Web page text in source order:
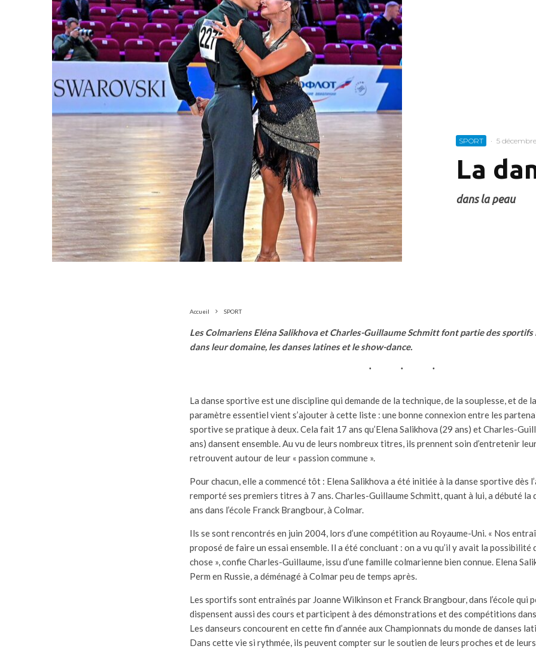
SPORT · 5
La
dans la peau
Accueil SPORT
Les Colmariens Eléna Salikhova et Charles-Guillaume Schmitt font partie des sportifs
dans leur domaine, les danses latines et le show-dance.
La danse sportive est une discipline qui demande de la technique, de la souplesse, et de
paramètre essentiel vient s’ajouter à cette liste : une bonne connexion entre les
sportive se pratique à deux. Cela fait 17 ans qu’Elena Salikhova (29 ans) et Charles-
ans) dansent ensemble. Au vu de leurs nombreux titres, ils prennent soin d’entretenir
retrouvent autour de leur « passion commune ».
Pour chacun, elle a commencé tôt : Elena Salikhova a été initiée à la danse sportive dès
remporté ses premiers titres à 7 ans. Charles-Guillaume Schmitt, quant à lui, a débuté la
ans dans l’école Franck Brangbour, à Colmar.
Ils se sont rencontrés en juin 2004, lors d’une compétition au Royaume-Uni. « Nos
proposé de faire un essai ensemble. Il a été concluant : on a vu qu’il y avait la possibilité
chose », confie Charles-Guillaume, issu d’une famille colmarienne bien connue. Elena
Perm en Russie, a déménagé à Colmar peu de temps après.
Les sportifs sont entraînés par Joanne Wilkinson et Franck Brangbour, dans l’école qui
dispensent aussi des cours et participent à des démonstrations et des compétitions dans
Les danseurs concourent en cette fin d’année aux Championnats du monde de danses
Dans cette vie si rythmée, ils peuvent compter sur le soutien de leurs proches et de